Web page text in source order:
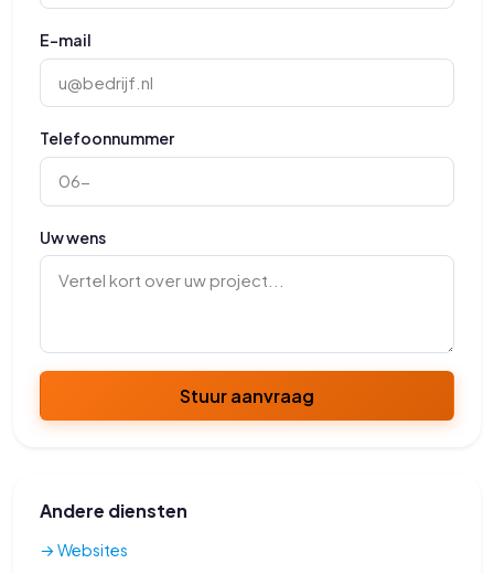
E-mail
Telefoonnummer
Uw wens
Stuur aanvraag
Andere diensten
→ Websites